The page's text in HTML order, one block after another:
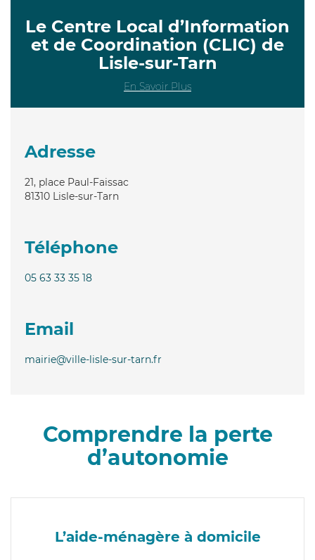
Le Centre Local d’Information
et de Coordination (CLIC) de
Lisle-sur-Tarn
En Savoir Plus
Adresse
21, place Paul-Faissac
81310 Lisle-sur-Tarn
Téléphone
05 63 33 35 18
Email
mairie@ville-lisle-sur-tarn.fr
Comprendre la perte
d’autonomie
L’aide-ménagère à domicile